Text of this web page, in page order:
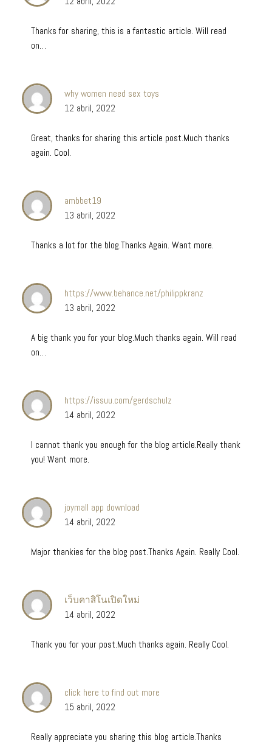
Thanks for sharing, this is a fantastic article. Will read
on…
why women need sex toys
12 abril, 2022
Great, thanks for sharing this article post.Much thanks
again. Cool.
ambbet19
13 abril, 2022
Thanks a lot for the blog.Thanks Again. Want more.
https://www.behance.net/philippkranz
13 abril, 2022
A big thank you for your blog.Much thanks again. Will read
on…
https://issuu.com/gerdschulz
14 abril, 2022
I cannot thank you enough for the blog article.Really thank
you! Want more.
joymall app download
14 abril, 2022
Major thankies for the blog post.Thanks Again. Really Cool.
เว็บคาสิโนเปิดใหม่
14 abril, 2022
Thank you for your post.Much thanks again. Really Cool.
click here to find out more
15 abril, 2022
Really appreciate you sharing this blog article.Thanks